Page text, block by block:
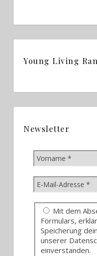
Young Living
Newsletter
Mit dem
Formulars,
Speicherung
unserer
einverstanden.